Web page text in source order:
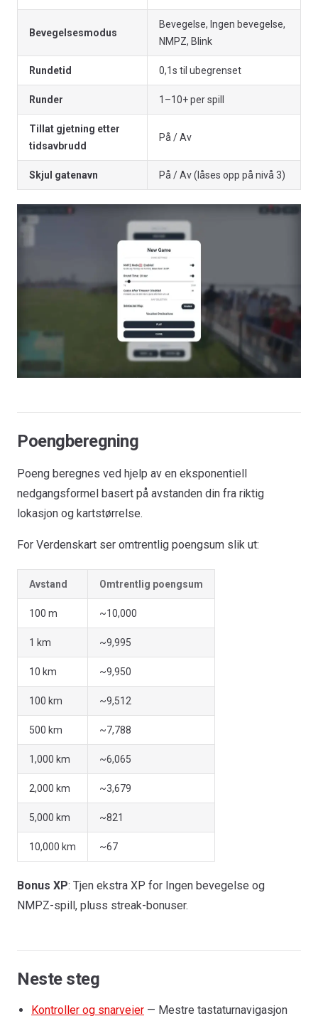
Bevegelsesmodus
Bevegelse, Ingen bevegelse,
NMPZ, Blink
Rundetid 0,1s til ubegrenset
Runder 1–10+ per spill
Tillat gjetning etter
tidsavbrudd
På / Av
Skjul gatenavn På / Av (låses opp på nivå 3)
Poengberegning
Poeng beregnes ved hjelp av en eksponentiell
nedgangsformel basert på avstanden din fra riktig
lokasjon og kartstørrelse.
For Verdenskart ser omtrentlig poengsum slik ut:
Avstand Omtrentlig poengsum
100 m ~10,000
1 km ~9,995
10 km ~9,950
100 km ~9,512
500 km ~7,788
1,000 km ~6,065
2,000 km ~3,679
5,000 km ~821
10,000 km ~67
Bonus XP: Tjen ekstra XP for Ingen bevegelse og
NMPZ-spill, pluss streak-bonuser.
Neste steg
Kontroller og snarveier — Mestre tastaturnavigasjon